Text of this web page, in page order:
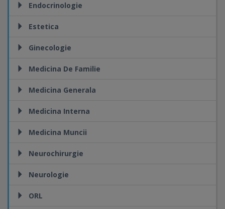
Endocrinologie
Estetica
Ginecologie
Medicina De Familie
Medicina Generala
Medicina Interna
Medicina Muncii
Neurochirurgie
Neurologie
ORL